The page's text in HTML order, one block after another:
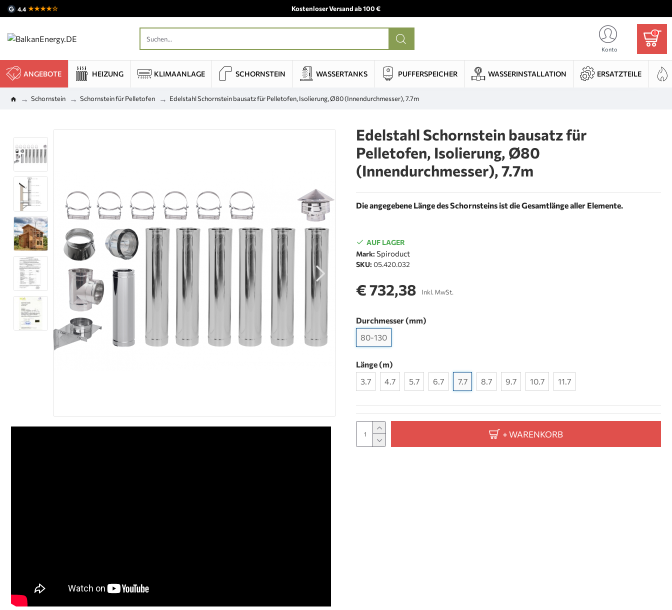
4.4 ★★★★☆ Kostenloser Versand ab 100 €
Konto
0
ANGEBOTE HEIZUNG KLIMAANLAGE SCHORNSTEIN WASSERTANKS PUFFERSPEICHER WASSERINSTALLATION ERSATZTEILE
Schornstein Schornstein für Pelletofen Edelstahl Schornstein bausatz für Pelletofen, Isolierung, Ø80 (Innendurchmesser), 7.7m
Edelstahl Schornstein bausatz für
Pelletofen, Isolierung, Ø80
(Innendurchmesser), 7.7m
Die angegebene Länge des Schornsteins ist die Gesamtlänge aller Elemente.
AUF LAGER
Mark: Spiroduct
SKU: 05.420.032
€ 732,38 Inkl. MwSt.
Durchmesser (mm)
80-130
Länge (m)
3.7
4.7 5.7 6.7 7.7 8.7 9.7 10.7 11.7
+ WARENKORB